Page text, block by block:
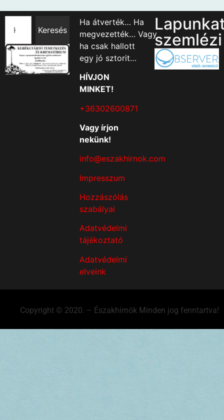
Keresés
Ha átverték… Ha
megvezették… Vagy
ha csak hallott
egy jó sztorit…
HÍVJON
MINKET!
+36302600871
Vagy írjon
nekünk!
info@eszakhirnok.com
Impresszum
Hozzászólás
szabályai
Adatvédelmi
tájékoztató
Adatvédelmi
elveink
szemlézi
Copyright © 2020. – Északhírnök Minden jog fenntartva!